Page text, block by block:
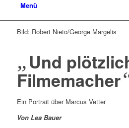
Menü
Bild: Robert Nieto/George Margelis
„Und
Filmemacher
Ein Portrait über Marcus Vetter
Von Lea Bauer